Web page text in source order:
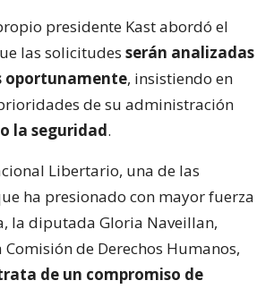
presidente Kast abordó el
las solicitudes serán analizadas
oportunamente, insistiendo en
de su administración
la seguridad.
Libertario, una de las
ha presionado con mayor fuerza
la diputada Gloria Naveillan,
de Derechos Humanos,
de un compromiso de